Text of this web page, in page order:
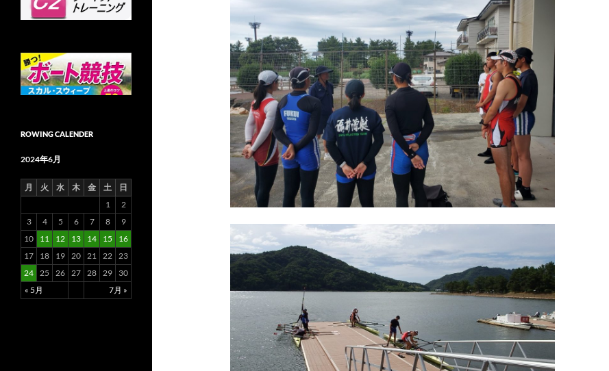
ROWING CALENDER
2024年6月
月 火 水 木 金 土 日
« 5月 7月 »
1
2
3
4 5 6 7 8
9
10
11 12 13 14 15
16
17
18 19 20 21 22 23
24 25 26 27 28 29 30